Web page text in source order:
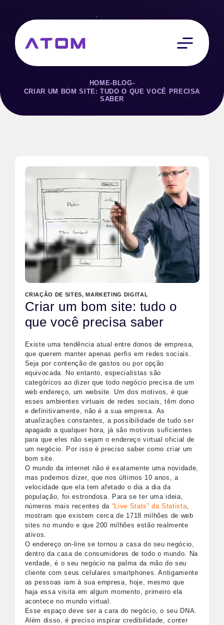
HOME- BLOG-
CRIAR UM BOM SITE: TUDO O QUE VOCÊ PRECISA
SABER
CRIAÇÃO DE SITES,MARKETING DIGITAL
Criar um bom site: tudo o
que você precisa saber
Existe uma tendência atual entre donos de empresa,
que querem manter apenas perfis em redes sociais.
Seja por contenção de gastos ou por opção
equivocada. No entanto, especialistas são
categóricos ao dizer que todo negócio precisa de um
web endereço, um website. Um dos motivos, é que
esses ambientes virtuais de redes sociais, têm dono
e definitivamente, não é a sua empresa. As
atualizações constantes, a possibilidade de tudo ser
apagado a qualquer hora, já são motivos suficientes
para que eles não sejam o endereço virtual oficial de
um negócio. Por isso é preciso saber como criar um
bom site.
O mundo da internet não é exatamente uma novidade,
mas podemos dizer, que nos últimos 10 anos, a
velocidade que ela tem afetado o dia a dia da
população, foi estrondosa. Para se ter uma ideia,
números mais recentes da “Live Stats” da Statista,
mostram que existem cerca de 1718 milhões de web
sites no mundo e que 200 milhões estão realmente
ativos.
O endereço on-line se tornou a casa do seu negócio,
dentro da casa de consumidores de todo o mundo. Na
verdade, é o seu negócio na palma da mão do seu
cliente com seus celulares smartphones. Antigamente
as pessoas iam à sua empresa, hoje, mesmo que
haja essa visita em algum momento, primeiro ela
acontece no mundo virtual.
Esse espaço deve ser a cara do negócio, o seu DNA.
Além disso, é preciso inspirar credibilidade, conter